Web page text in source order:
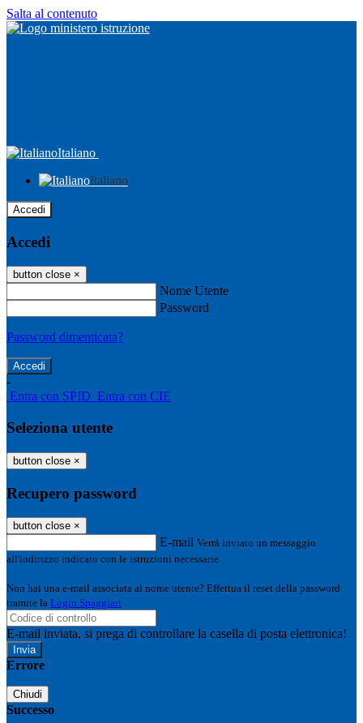
Salta al contenuto
Italiano
Italiano
Accedi
Accedi
button close ×
Nome Utente
Password
Password dimenticata?
-
Entra con SPID Entra con CIE
Seleziona utente
button close ×
Recupero password
button close ×
E-mail Verrà inviato un messaggio
all'indirizzo indicato con le istruzioni necessarie.
Non hai una e-mail associata al nome utente? Effettua il reset della password
tramite la Login Spaggiari
E-mail inviata, si prega di controllare la casella di posta elettronica!
Errore
Chiudi
Successo